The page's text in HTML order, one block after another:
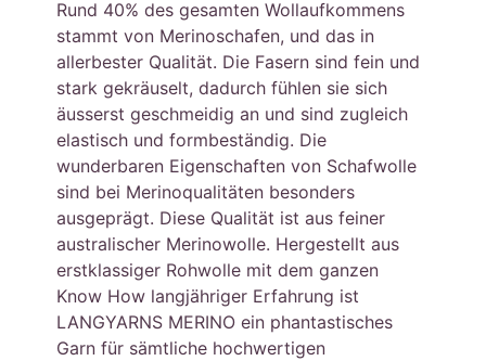
Rund 40% des gesamten Wollaufkommens
stammt von Merinoschafen, und das in
allerbester Qualität. Die Fasern sind fein und
stark gekräuselt, dadurch fühlen sie sich
äusserst geschmeidig an und sind zugleich
elastisch und formbeständig. Die
wunderbaren Eigenschaften von Schafwolle
sind bei Merinoqualitäten besonders
ausgeprägt. Diese Qualität ist aus feiner
australischer Merinowolle. Hergestellt aus
erstklassiger Rohwolle mit dem ganzen
Know How langjähriger Erfahrung ist
LANGYARNS MERINO ein phantastisches
Garn für sämtliche hochwertigen